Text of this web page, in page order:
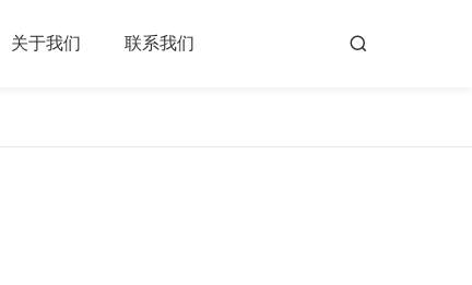
关于我们 联系我们